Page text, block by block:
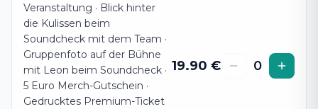
Veranstaltung · Blick hinter
die Kulissen beim
Soundcheck mit dem Team ·
Gruppenfoto auf der Bühne
mit Leon beim Soundcheck ·
5 Euro Merch-Gutschein ·
Gedrucktes Premium-Ticket
19.90 € 0